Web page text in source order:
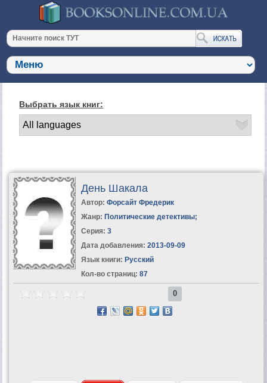
Выбрать язык книг:
День Шакала
Автор: Форсайт Фредерик
Жанр: Политические детективы;
Серия: 3
Дата добавления: 2013-09-09
Язык книги: Русский
Кол-во страниц: 87
0